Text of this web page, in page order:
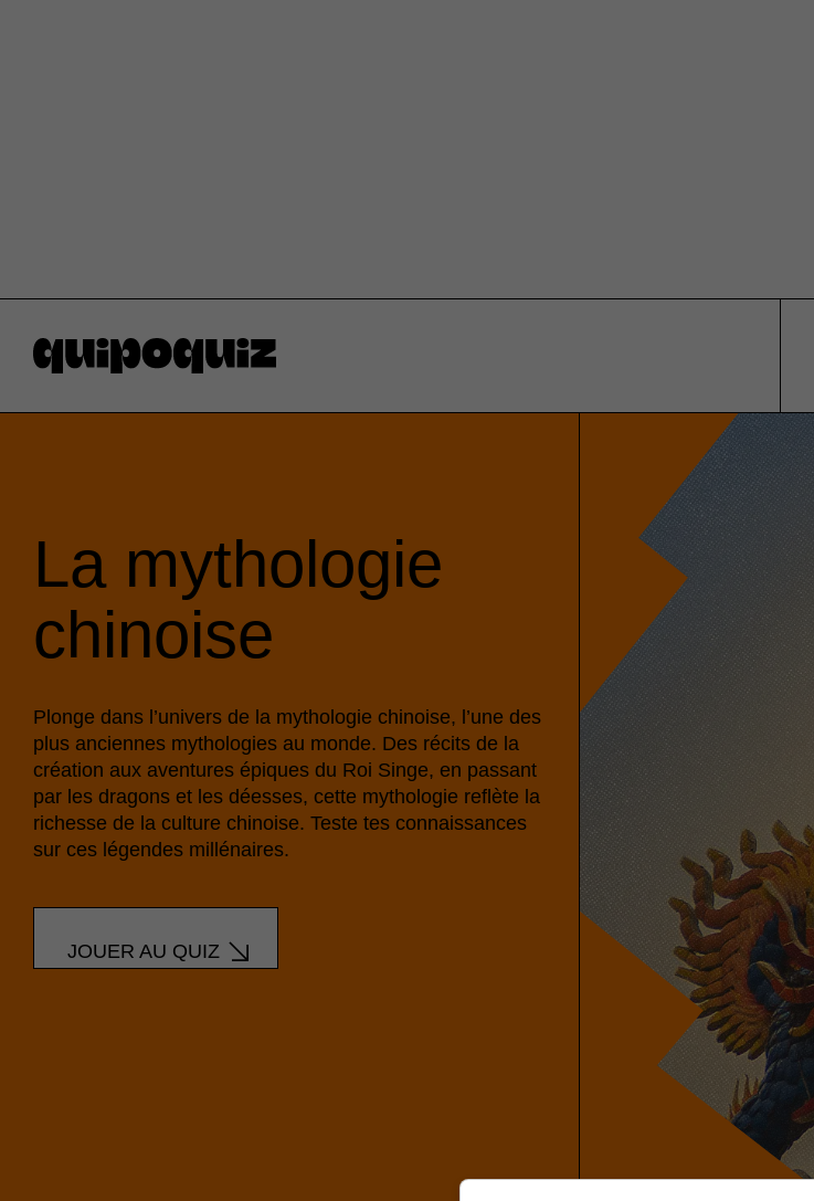
La mythologie
chinoise
Plonge dans l’univers de la mythologie chinoise, l’une des
plus anciennes mythologies au monde. Des récits de la
création aux aventures épiques du Roi Singe, en passant
par les dragons et les déesses, cette mythologie reflète la
richesse de la culture chinoise. Teste tes connaissances
sur ces légendes millénaires.
JOUER AU QUIZ